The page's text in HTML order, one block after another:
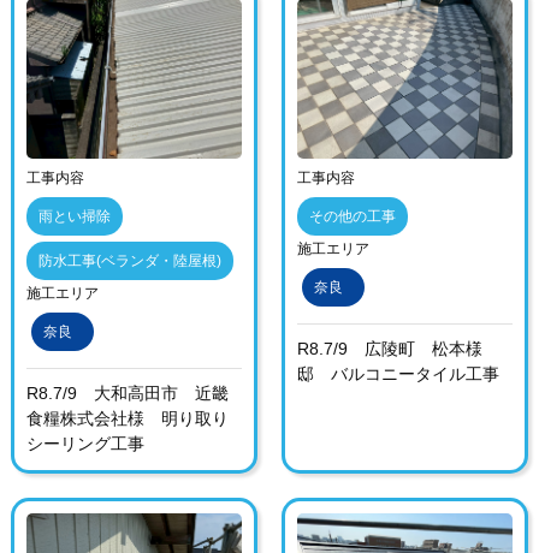
工事内容
雨とい掃除
防水工事(ベランダ・陸屋根)
施工エリア
奈良
R8.7/9 大和高田市 近畿
食糧株式会社様 明り取り
シーリング工事
工事内容
その他の工事
施工エリア
奈良
R8.7/9 広陵町 松本様
邸 バルコニータイル工事